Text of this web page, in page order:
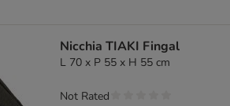
Nicchia TIAKI Fingal
L 70 x P 55 x H 55 cm
Not Rated